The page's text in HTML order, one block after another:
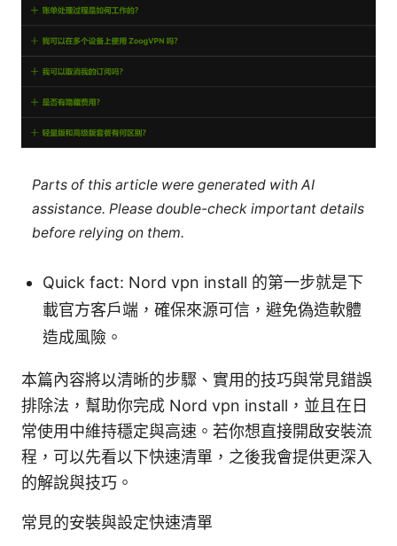
Parts of this article were generated with AI
assistance. Please double-check important details
before relying on them.
Quick fact: Nord vpn install 的第一步就是下
載官方客戶端，確保來源可信，避免偽造軟體
造成風險。
本篇內容將以清晰的步驟、實用的技巧與常見錯誤
排除法，幫助你完成 Nord vpn install，並且在日
常使用中維持穩定與高速。若你想直接開啟安裝流
程，可以先看以下快速清單，之後我會提供更深入
的解說與技巧。
常見的安裝與設定快速清單